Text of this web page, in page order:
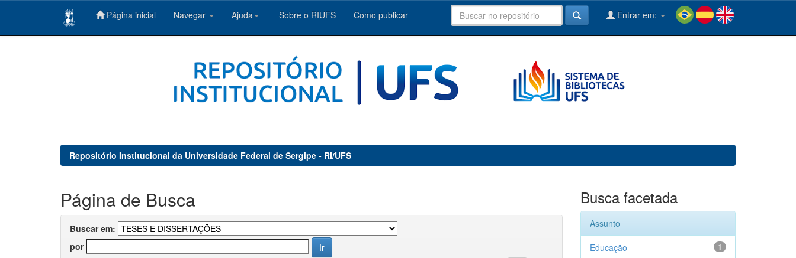
Página inicial Navegar Ajuda Sobre o RIUFS Como publicar Entrar em:
Repositório Institucional da Universidade Federal de Sergipe - RI/UFS
Página de Busca
Buscar em:
por
Busca facetada
Assunto
1
Educação